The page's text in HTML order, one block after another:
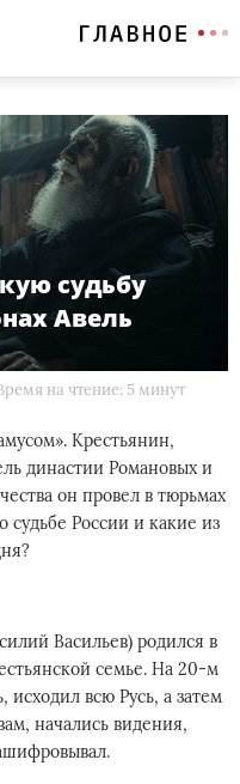
судьбу
Авель
на чтение: 5 минут
Крестьянин,
династии Романовых и
он провел в тюрьмах
судьбе России и какие из
Васильев) родился в
семье. На 20-м
исходил всю Русь, а затем
начались видения,